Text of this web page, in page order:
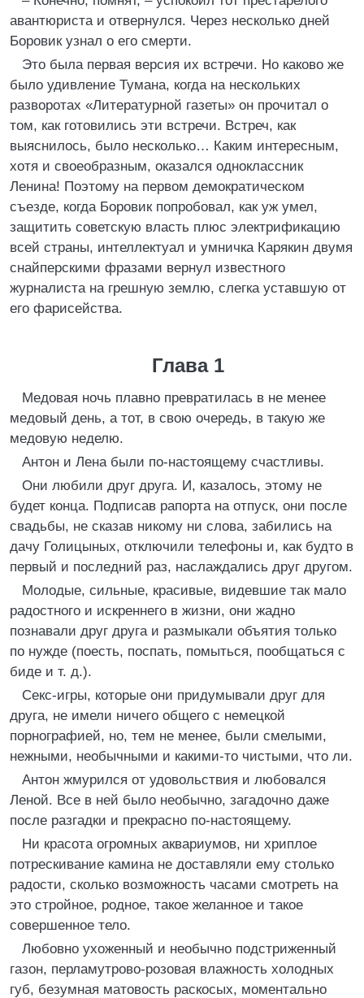
авантюриста и отвернулся. Через несколько дней
Боровик узнал о его смерти.
Это была первая версия их встречи. Но каково же
было удивление Тумана, когда на нескольких
разворотах «Литературной газеты» он прочитал о
том, как готовились эти встречи. Встреч, как
выяснилось, было несколько… Каким интересным,
хотя и своеобразным, оказался одноклассник
Ленина! Поэтому на первом демократическом
съезде, когда Боровик попробовал, как уж умел,
защитить советскую власть плюс электрификацию
всей страны, интеллектуал и умничка Карякин двумя
снайперскими фразами вернул известного
журналиста на грешную землю, слегка уставшую от
его фарисейства.
Глава 1
Медовая ночь плавно превратилась в не менее
медовый день, а тот, в свою очередь, в такую же
медовую неделю.
Антон и Лена были по-настоящему счастливы.
Они любили друг друга. И, казалось, этому не
будет конца. Подписав рапорта на отпуск, они после
свадьбы, не сказав никому ни слова, забились на
дачу Голицыных, отключили телефоны и, как будто в
первый и последний раз, наслаждались друг другом.
Молодые, сильные, красивые, видевшие так мало
радостного и искреннего в жизни, они жадно
познавали друг друга и размыкали объятия только
по нужде (поесть, поспать, помыться, пообщаться с
биде и т. д.).
Секс-игры, которые они придумывали друг для
друга, не имели ничего общего с немецкой
порнографией, но, тем не менее, были смелыми,
нежными, необычными и какими-то чистыми, что ли.
Антон жмурился от удовольствия и любовался
Леной. Все в ней было необычно, загадочно даже
после разгадки и прекрасно по-настоящему.
Ни красота огромных аквариумов, ни хриплое
потрескивание камина не доставляли ему столько
радости, сколько возможность часами смотреть на
это стройное, родное, такое желанное и такое
совершенное тело.
Любовно ухоженный и необычно подстриженный
газон, перламутрово-розовая влажность холодных
губ, безумная матовость раскосых, моментально